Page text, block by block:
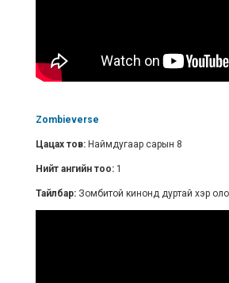
Zombieverse
Цацах тов: Наймдугаар сарын 8
Нийт ангийн тоо: 1
Тайлбар: Зомбитой кинонд дуртай хэр олон